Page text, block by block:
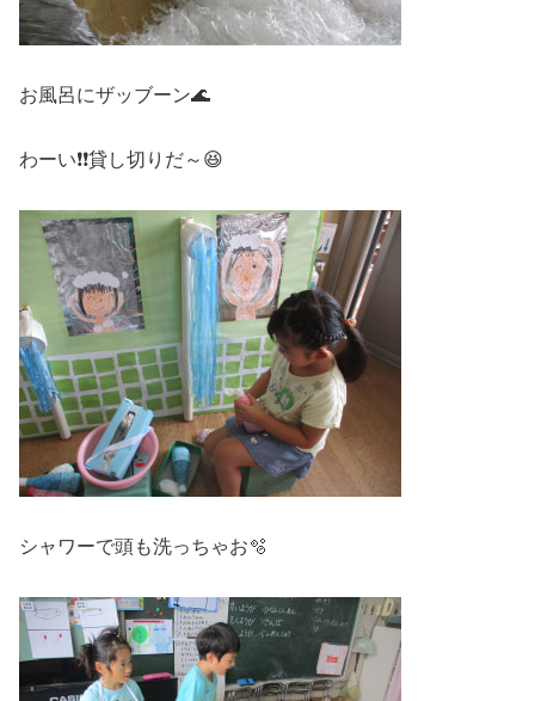
お風呂にザッブーン🌊
わーい❗❗貸し切りだ～😆
シャワーで頭も洗っちゃお🫧